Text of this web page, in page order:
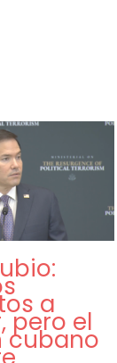
a
pero el
cubano